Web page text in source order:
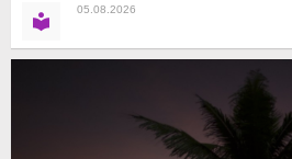
05.08.2026